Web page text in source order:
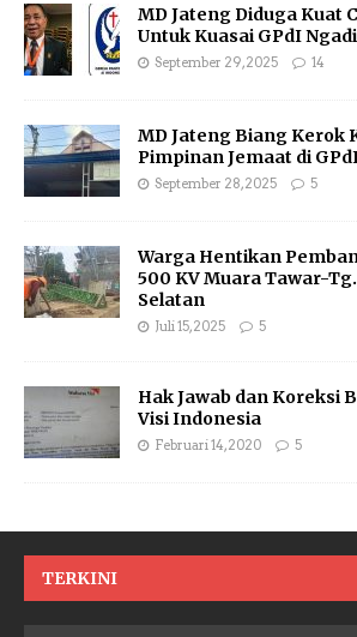
MD Jateng Diduga Kuat
Untuk Kuasai GPdI
September 29, 2025 14
MD Jateng Biang Kerok
Pimpinan Jemaat di
September 28, 2025 5
Warga Hentikan
500 KV Muara Tawar-
Selatan
Juli 15, 2025 5
Hak Jawab dan Koreksi
Visi Indonesia
Februari 14, 2020 5
TERKINI